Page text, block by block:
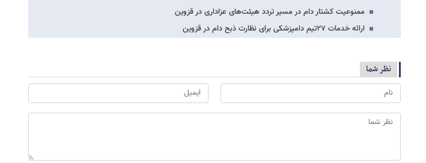
ممنوعیت کشتار دام در مسیر تردد هیئت‌های عزاداری در قزوین
ارائه خدمات ۲۷تیم دامپزشکی برای نظارت ذبح دام در قزوین
نظر شما